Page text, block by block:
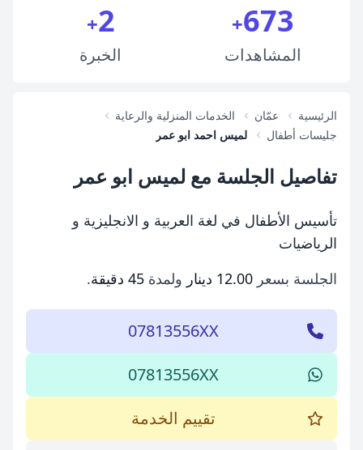
673
+
المشاهدات
2
+
الخبرة
الرئيسية عمّان
الخدمات المنزلية والرعاية
جليسات أطفال
لميس احمد ابو عمر
تفاصيل الجلسة مع لميس ابو عمر
تأسيس الأطفال في لغة العربية و الانجليزية و
الرياضيات
الجلسة بسعر 12.00 دينار ولمدة 45 دقيقة .
07813556XX
07813556XX
تقييم الخدمة